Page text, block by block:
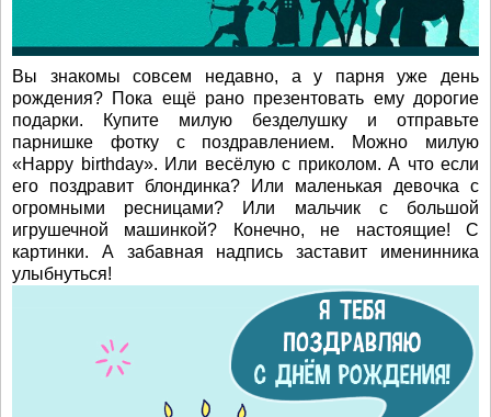
Вы знакомы совсем недавно, а у парня уже день
рождения? Пока ещё рано презентовать ему дорогие
подарки. Купите милую безделушку и отправьте
парнишке фотку с поздравлением. Можно милую
«Happy birthday». Или весёлую с приколом. А что если
его поздравит блондинка? Или маленькая девочка с
огромными ресницами? Или мальчик с большой
игрушечной машинкой? Конечно, не настоящие! С
картинки. А забавная надпись заставит именинника
улыбнуться!